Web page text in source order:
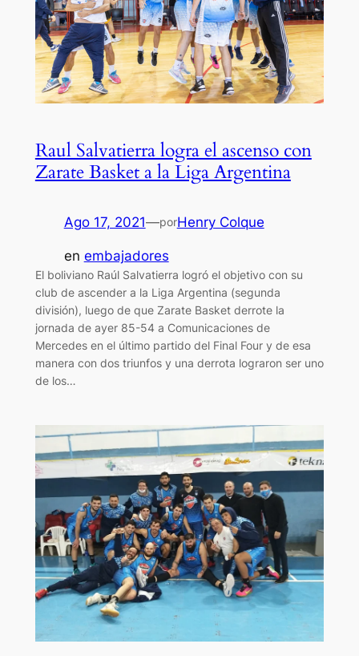
Raul Salvatierra logra el ascenso con
Zarate Basket a la Liga Argentina
Ago 17, 2021—porHenry Colque
en embajadores
El boliviano Raúl Salvatierra logró el objetivo con su
club de ascender a la Liga Argentina (segunda
división), luego de que Zarate Basket derrote la
jornada de ayer 85-54 a Comunicaciones de
Mercedes en el último partido del Final Four y de esa
manera con dos triunfos y una derrota lograron ser uno
de los…